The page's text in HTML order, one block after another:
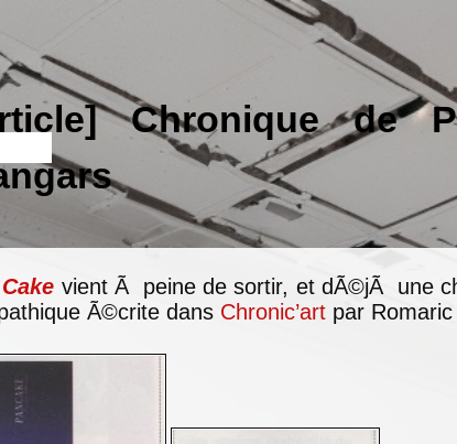
Chronique de
vient Ã peine de sortir, et dÃ©jÃ une
Ã©crite dans Chronic’art par